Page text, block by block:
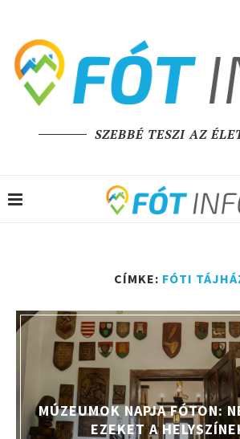
SZEBBÉ TESZI AZ
CÍMKE: FÓTI
MÚZEUMOK NAPJA FÓTON:
EZEKET A